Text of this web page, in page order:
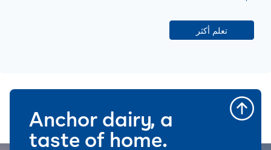
تعلم أكثر
Anchor dairy, a
taste of home.